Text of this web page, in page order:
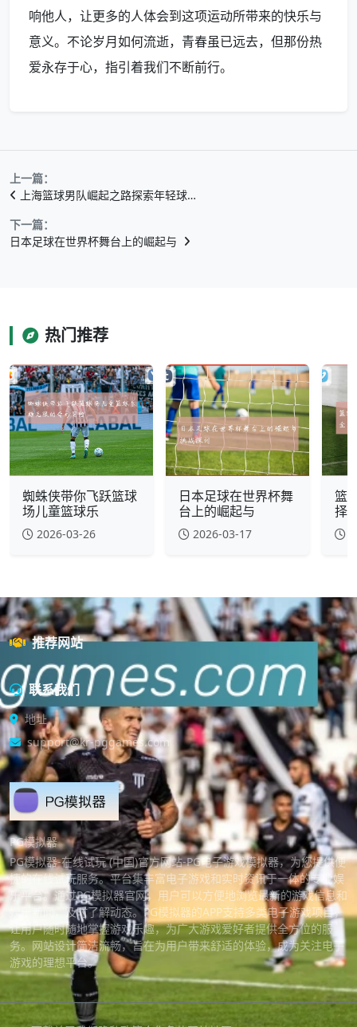
响他人，让更多的人体会到这项运动所带来的快乐与
意义。不论岁月如何流逝，青春虽已远去，但那份热
爱永存于心，指引着我们不断前行。
上一篇：
上海篮球男队崛起之路探索年轻球…
下一篇：
日本足球在世界杯舞台上的崛起与
热门推荐
蜘蛛侠带你飞跃篮球
场儿童篮球乐
2026-03-26
日本足球在世界杯舞
台上的崛起与
2026-03-17
篮
择
推荐网站
联系我们
地址
support@kr-pggames.com
PG模拟器
PG模拟器-在线试玩 (中国)官方网站-PG电子游戏模拟器，为您提供便
捷的在线试玩服务。平台集丰富电子游戏和实时资讯于一体的专业娱
乐平台。通过PG模拟器官网，用户可以方便地浏览最新的游戏信息和
娱乐新闻，及时了解动态。PG模拟器的APP支持多类电子游戏项目，
让用户随时随地掌握游戏乐趣，为广大游戏爱好者提供全方位的服
务。网站设计简洁流畅，旨在为用户带来舒适的体验，成为关注电子
游戏的理想平台。